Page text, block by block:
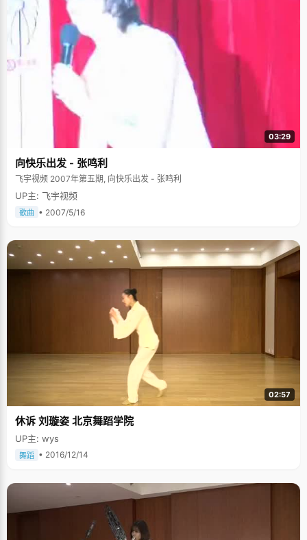
03:29
向快乐出发 - 张鸣利
飞宇视频 2007年第五期, 向快乐出发 - 张鸣利
UP主: 飞宇视频
歌曲 • 2007/5/16
02:57
休诉 刘璇姿 北京舞蹈学院
UP主: wys
舞蹈 • 2016/12/14